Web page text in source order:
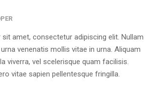
amet, consectetur adipiscing elit. Nullam
venenatis mollis vitae in urna. Aliquam
viverra, vel scelerisque quam facilisis.
vitae sapien pellentesque fringilla.